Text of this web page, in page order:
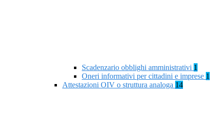
Scadenzario obblighi amministrativi 1
Oneri informativi per cittadini e imprese 1
Attestazioni OIV o struttura analoga 14